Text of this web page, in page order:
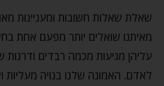
שאלת שאלות חשובות ומעניינות
מאיתנו שואלים יותר מפעם אחת
עליהן מגיעות מכמה רבדים ודרגות
לאדם. האמונה שלנו בנויה מעליות